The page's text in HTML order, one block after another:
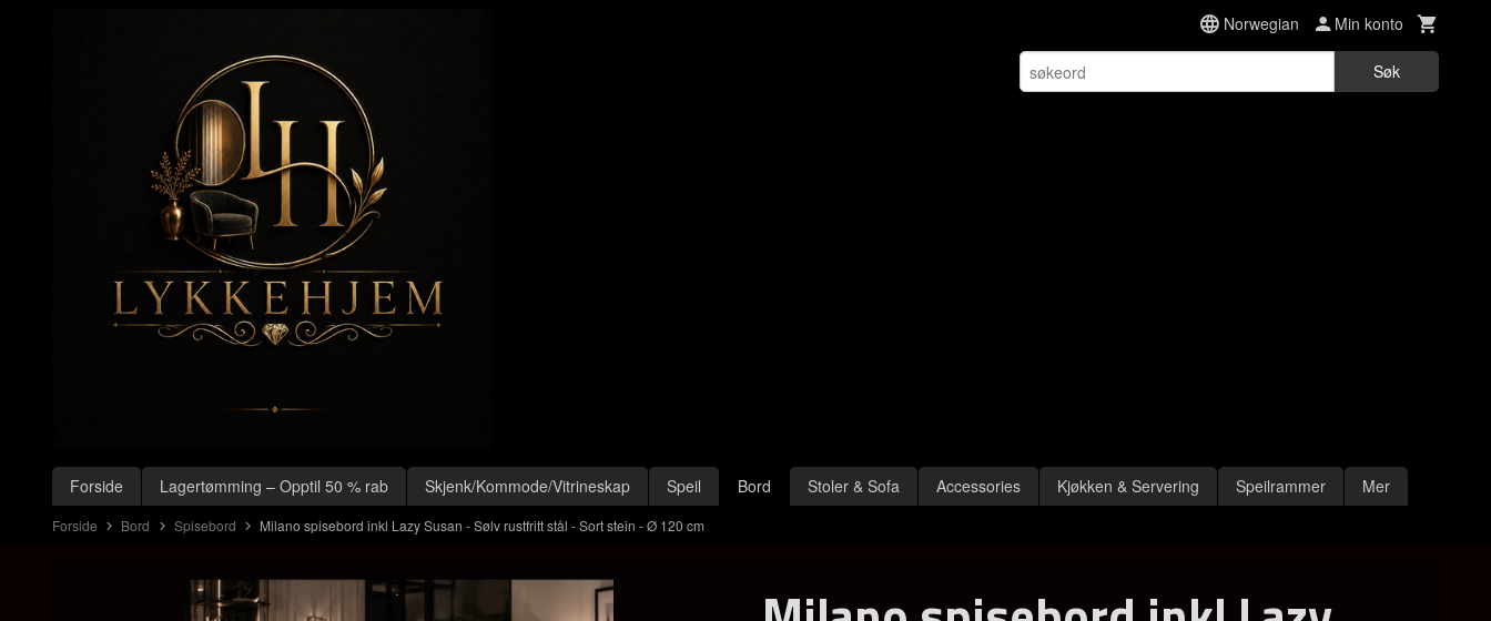
Norwegian Min konto
Søk
Produkter
Forside Lagertømming – Opptil 50 % rab Skjenk/Kommode/Vitrineskap Speil Bord Stoler & Sofa Accessories Kjøkken & Servering Speilrammer Mer
Forside Bord Spisebord Milano spisebord inkl Lazy Susan - Sølv rustfritt stål - Sort stein - Ø 120 cm